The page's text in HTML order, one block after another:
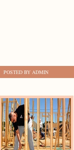
POSTED BY ADMIN